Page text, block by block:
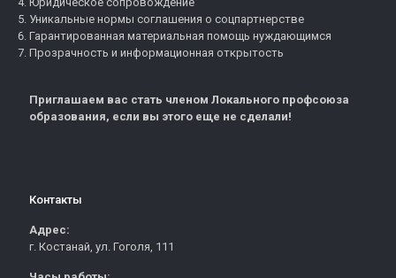
Уникальные нормы соглашения о соцпартнерстве
Гарантированная материальная помощь нуждающимся
Прозрачность и информационная открытость
Приглашаем вас стать членом Локального профсоюза
образования, если вы этого еще не сделали!
Контакты
Адрес:
г. Костанай, ул. Гоголя, 111